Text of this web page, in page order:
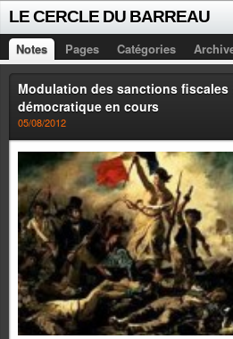
LE CERCLE DU BARREAU
Notes Pages Catégories
Modulation des sanctions fiscales
démocratique en cours
05/08/2012